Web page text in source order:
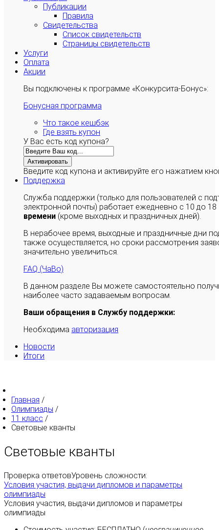
Публикации
Правила
Свидетельства
Список свидетельств
Страницы свидетельств
Услуги
Оплата
Акции
Вы подключены к программе «Конкурсита-Бонус»:
Бонусная программа
Что такое кешбэк
Где взять купон
У Вас есть код купона?
Активировать
Введите код купона и активируйте его нажатием
Поддержка
Служба поддержки (только для пользователей с
электронной почты) работает ежедневно с 10 до
времени (кроме выходных и праздничных дней).
В нерабочее время, выходные и праздничные дни
также осуществляется, но сроки рассмотрения
значительно увеличиться.
FAQ (ЧаВо)
В данном разделе Вы можете самостоятельно
наиболее часто задаваемым вопросам.
Ваши обращения в Службу поддержки:
Необходима авторизация
Новости
Итоги
Главная /
Олимпиады /
11 класс /
Световые кванты
Световые кванты
Проверка ответовУровень сложности:
Условия участия, выдачи дипломов и параметры
олимпиады
Условия участия, выдачи дипломов и параметры
олимпиады